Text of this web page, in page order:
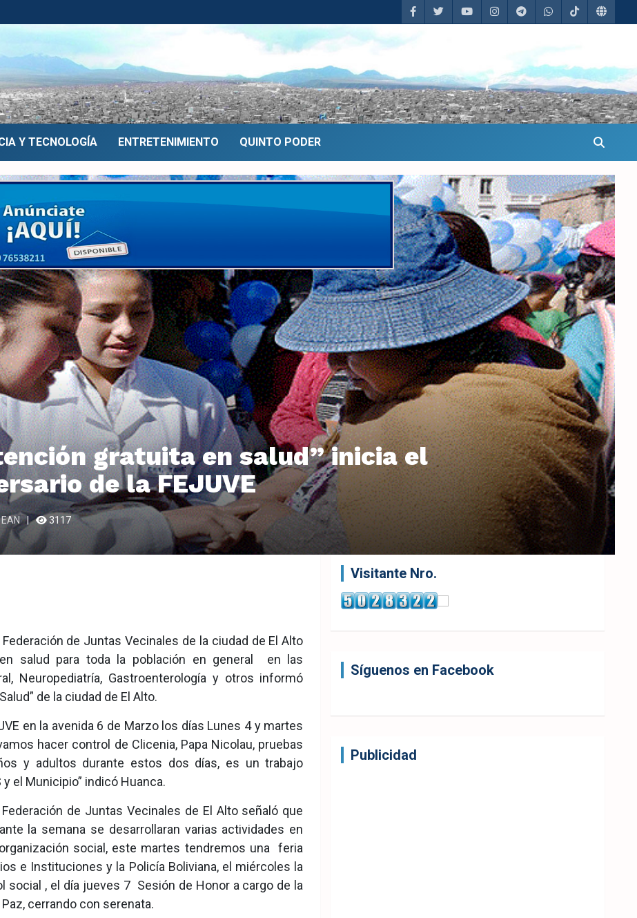
Y TECNOLOGÍA ENTRETENIMIENTO QUINTO PODER
gratuita en salud” inicia el
de la FEJUVE
EAN 3117
de Juntas Vecinales de la ciudad de El Alto
salud para toda la población en general en las
Neuropediatría, Gastroenterología y otros informó
de la ciudad de El Alto.
en la avenida 6 de Marzo los días Lunes 4 y martes
hacer control de Clicenia, Papa Nicolau, pruebas
y adultos durante estos dos días, es un trabajo
y el Municipio” indicó Huanca.
de Juntas Vecinales de El Alto señaló que
la semana se desarrollaran varias actividades en
social, este martes tendremos una feria
e Instituciones y la Policía Boliviana, el miércoles la
social , el día jueves 7 Sesión de Honor a cargo de la
cerrando con serenata.
Visitante Nro.
Síguenos en Facebook
Publicidad